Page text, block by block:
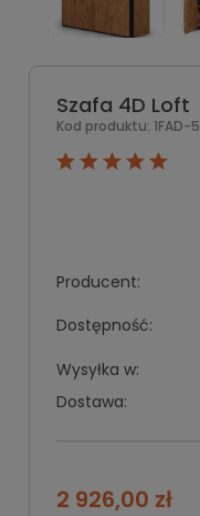
Szafa 4D Loft
Kod produktu: 1FAD-
Producent:
Dostępność:
Wysyłka w:
Dostawa:
2 926,00 zł